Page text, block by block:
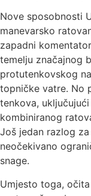
Nove sposobnosti
manevarsko
zapadni
temelju značajnog
protutenkovskog
topničke vatre. No
tenkova,
kombiniranog
Još jedan razlog
neočekivano
snage.
Umjesto toga,